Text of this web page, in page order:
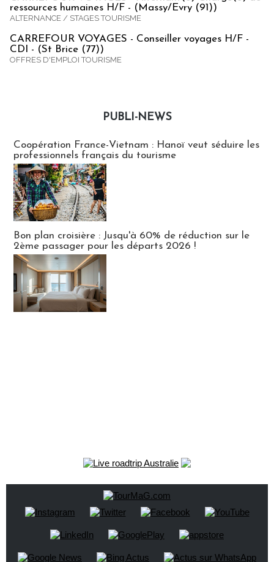
ressources humaines H/F - (Massy/Evry (91))
ALTERNANCE / STAGES TOURISME
CARREFOUR VOYAGES - Conseiller voyages H/F -
CDI - (St Brice (77))
OFFRES D'EMPLOI TOURISME
PUBLI-NEWS
Coopération France-Vietnam : Hanoï veut séduire les
professionnels français du tourisme
Bon plan croisière : Jusqu'à 60% de réduction sur le
2ème passager pour les départs 2026 !